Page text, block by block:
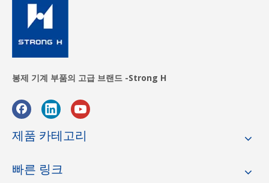
봉제 기계 부품의 고급 브랜드 -Strong H
제품 카테고리
빠른 링크